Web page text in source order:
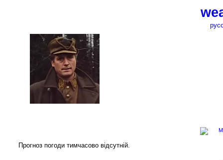
Прогноз погоди тимчасово відсутній.